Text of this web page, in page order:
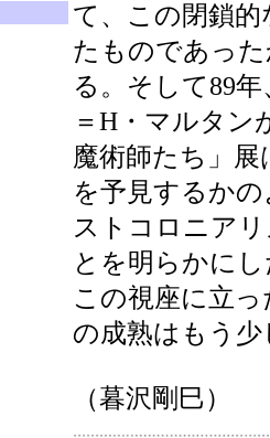
て、この閉鎖
たものであっ
る。そして89年
＝H・マルタン
魔術師たち」
を予見するか
ストコロニア
とを明らかに
この視座に立
の成熟はもう
（暮沢剛巳）